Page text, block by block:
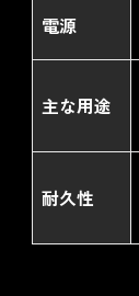
電源
主な用途
耐久性